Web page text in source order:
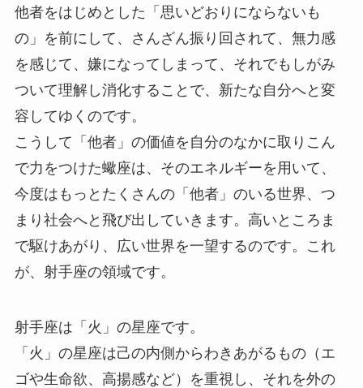
他者をはじめとした「思いどおりにならないも
の」を前にして、さんざん振り回されて、無力感
を感じて、嫌になってしまって、それでもしがみ
ついて理解し消化することで、新たな自分へと変
容してゆくのです。
こうして「他者」の価値を自分のなかに取りこん
で力をつけた蠍座は、そのエネルギーを用いて、
今度はもっとたくさんの「他者」のいる世界、つ
まり社会へと飛び出していきます。高いところま
で駆けあがり、広い世界を一望するのです。これ
が、射手座の領域です。
射手座は「火」の星座です。
「火」の星座は己の内側からわきあがるもの（エ
ゴや生命欲、高揚感など）を重視し、それを外の